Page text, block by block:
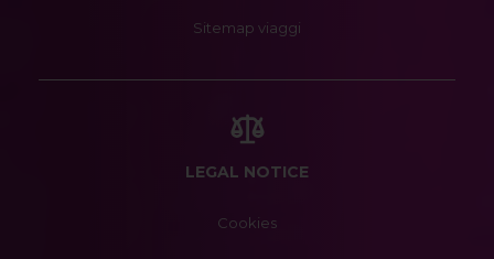
Sitemap viaggi
LEGAL NOTICE
Cookies